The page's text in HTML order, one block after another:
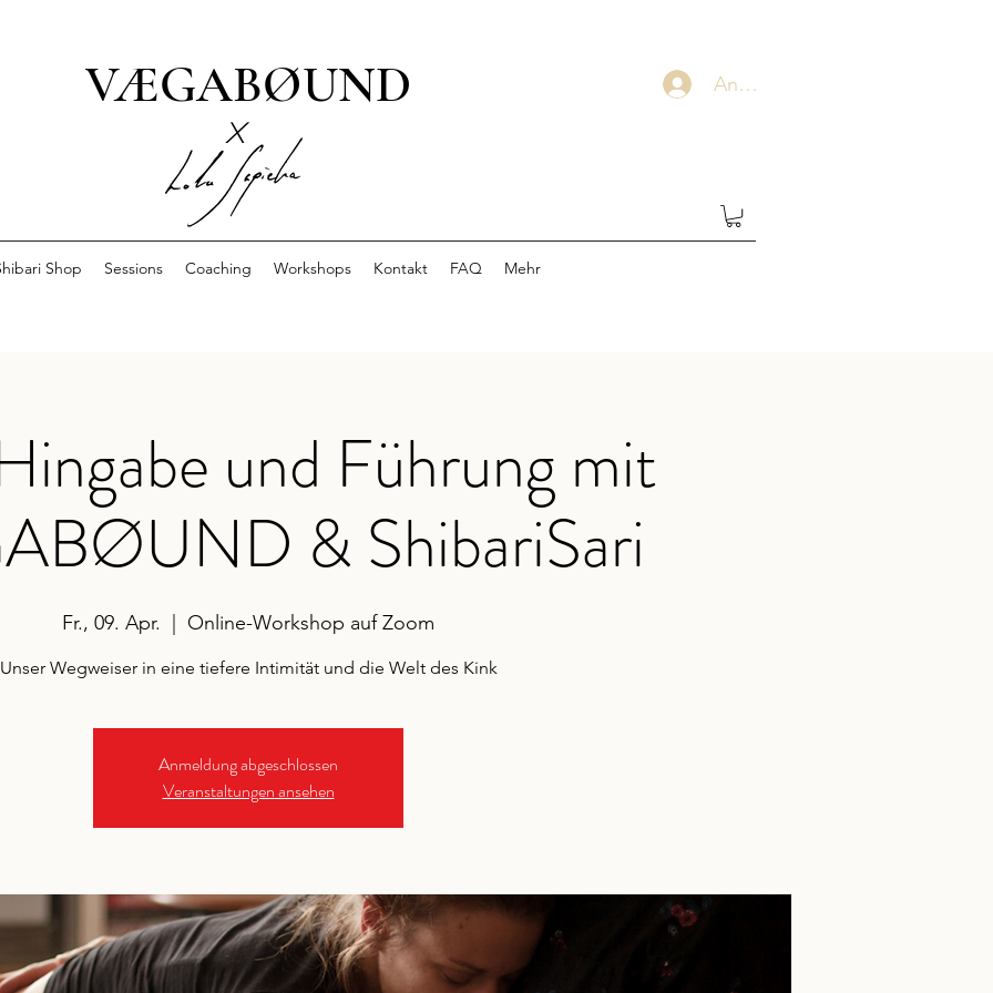
VÆGABØUND
x
Anmelden
Shop Sessions Coaching Workshops Kontakt FAQ Mehr
und Führung mit
& ShibariSari
Fr., 09. Apr. Online-Workshop auf Zoom
Unser Wegweiser in eine tiefere Intimität und die Welt des Kink
Anmeldung abgeschlossen
Veranstaltungen ansehen